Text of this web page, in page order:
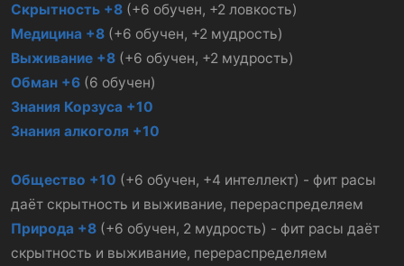
Скрытность +8 (+6 обучен, +2 ловкость)
Медицина +8 (+6 обучен, +2 мудрость)
Выживание +8 (+6 обучен, +2 мудрость)
Обман +6 (6 обучен)
Знания Корзуса +10
Знания алкоголя +10
Общество +10 (+6 обучен, +4 интеллект) - фит расы
даёт скрытность и выживание, перераспределяем
Природа +8 (+6 обучен, 2 мудрость) - фит расы даёт
скрытность и выживание, перераспределяем